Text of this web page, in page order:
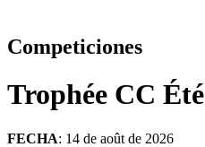
Competiciones
Trophée CC Été
FECHA: 14 de août de 2026